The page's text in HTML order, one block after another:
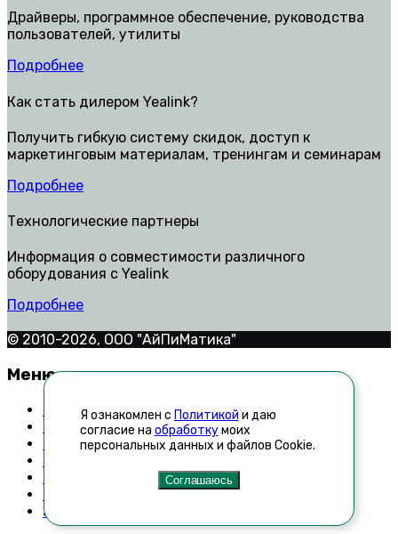
Драйверы, программное обеспечение, руководства
пользователей, утилиты
Подробнее
Как стать дилером Yealink?
Получить гибкую систему скидок, доступ к
маркетинговым материалам, тренингам и семинарам
Подробнее
Технологические партнеры
Информация о совместимости различного
оборудования с Yealink
Подробнее
© 2010-2026, ООО "АйПиМатика"
Меню
Контакты
Техническая поддержка
Как стать дилером
Технологические партнеры
Запросить прайс-лист
Я ознакомлен с Политикой и даю
согласие на обработкумоих
персональных данных и файлов Cookie.
Соглашаюсь